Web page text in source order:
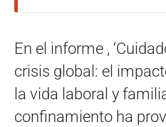
En el informe ,
crisis global: el
la vida laboral y
confinamiento ha